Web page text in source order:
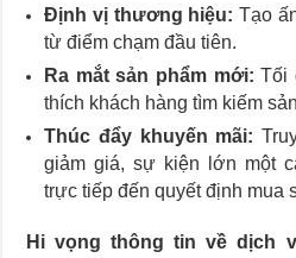
Định vị thương hiệu: Tạo
từ điểm chạm đầu tiên.
Ra mắt sản phẩm mới: Tối
thích khách hàng tìm kiếm
Thúc đẩy khuyến mãi:
giảm giá, sự kiện lớn một
trực tiếp đến quyết định mua
Hi vọng thông tin về dịch